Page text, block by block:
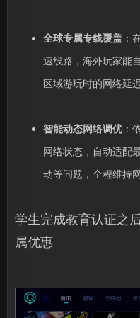
全球专属专线覆盖：
速线路，海外玩家能
区域游玩时的网络延
智能动态网络调优：
网络状态，自动适配
动等问题，全程维持
学生完成教育认证之
属优惠